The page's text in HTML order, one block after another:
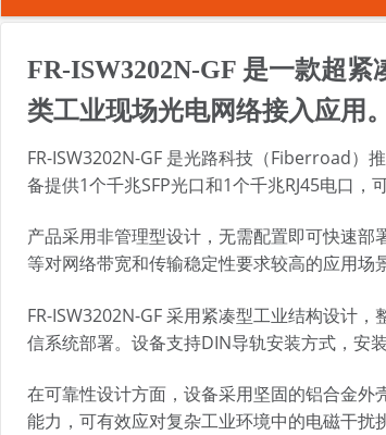
FR-ISW3202N-GF 是一款超
类工业现场光电网络接入应用。
FR-ISW3202N-GF 是光路科技（Fiberroad）
备提供1个千兆SFP光口和1个千兆RJ45电口
产品采用非管理型设计，无需配置即可快速
等对网络带宽和传输稳定性要求较高的应用场景
FR-ISW3202N-GF 采用紧凑型工业结构设计
信系统部署。设备支持DIN导轨安装方式，安
在可靠性设计方面，设备采用坚固的铝合金
能力，可有效应对复杂工业环境中的电磁干扰